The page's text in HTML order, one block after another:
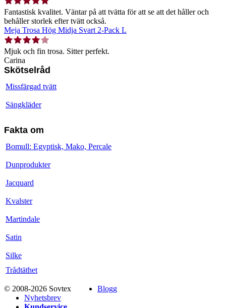
Fantastisk kvalitet. Väntar på att tvätta för att se att det håller och
behåller storlek efter tvätt också.
Meja Trosa Hög Midja Svart 2-Pack L
Mjuk och fin trosa. Sitter perfekt.
Carina
Skötselråd
Missfärgad tvätt
Sängkläder
Fakta om
Bomull: Egyptisk, Mako, Percale
Dunprodukter
Jacquard
Kvalster
Martindale
Satin
Silke
Trådtäthet
© 2008-2026 Sovtex
Blogg
Nyhetsbrev